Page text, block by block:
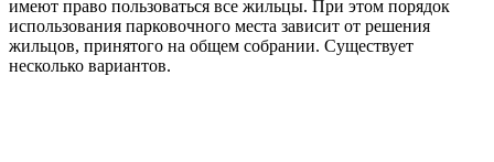
имеют право пользоваться все жильцы. При этом порядок
использования парковочного места зависит от решения
жильцов, принятого на общем собрании. Существует
несколько вариантов.